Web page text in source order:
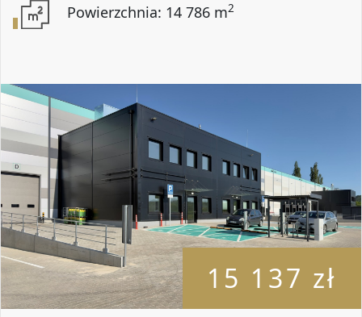
Powierzchnia: 14 786 m2
15 137 zł